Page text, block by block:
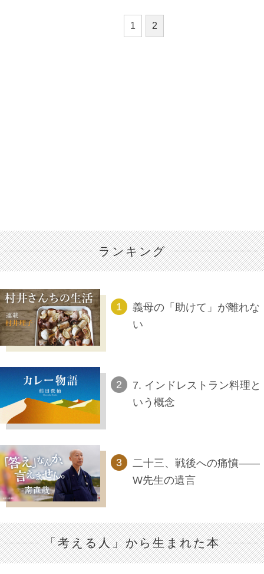
1 2
ランキング
義母の「助けて」が離れな
い
7. インドレストラン料理と
いう概念
二十三、戦後への痛憤――
W先生の遺言
「考える人」から生まれた本